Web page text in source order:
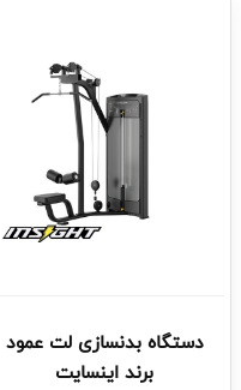
دستگاه بدنسازی لت عمود
برند اینسایت